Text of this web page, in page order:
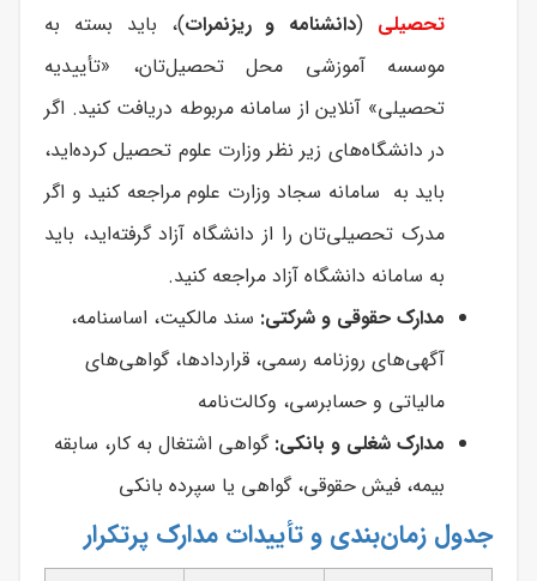
تحصیلی (دانشنامه و ریزنمرات)، باید بسته به
موسسه آموزشی محل تحصیل‌تان، «تأییدیه
تحصیلی» آنلاین از سامانه مربوطه دریافت کنید. اگر
در دانشگاه‌های زیر نظر وزارت علوم تحصیل کرده‌اید،
باید به سامانه سجاد وزارت علوم مراجعه کنید و اگر
مدرک تحصیلی‌تان را از دانشگاه آزاد گرفته‌اید، باید
به سامانه دانشگاه آزاد مراجعه کنید.
مدارک حقوقی و شرکتی: سند مالکیت، اساسنامه،
آگهی‌های روزنامه رسمی، قراردادها، گواهی‌های
مالیاتی و حسابرسی، وکالت‌نامه
مدارک شغلی و بانکی: گواهی اشتغال به کار، سابقه
بیمه، فیش حقوقی، گواهی یا سپرده بانکی
جدول زمان‌بندی و تأییدات مدارک پرتکرار